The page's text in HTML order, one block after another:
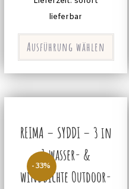
lieferbar
Ausführung wählen
-33%
REIMA – SYDDI – 3 in
1 wasser- &
winddichte Outdoor-